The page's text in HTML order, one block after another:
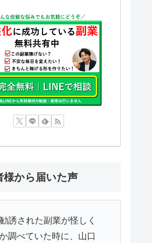
様から届いた声
誘された副業が怪しく
調べていた時に、山口